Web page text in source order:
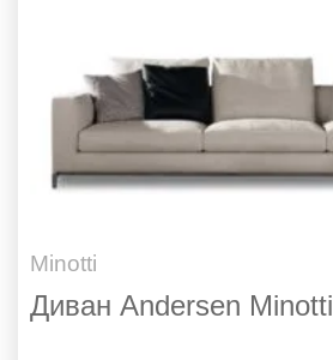
Minotti
Диван Andersen Minotti